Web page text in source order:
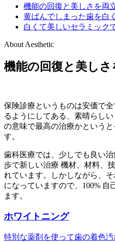
機能の回復と美しさを両
黄ばんでしまった歯を白
白くて美しいセラミック
About Aesthetic
機能の回復と美しさ
保険診療というものは安価で
るようにしてある、素晴らし
の意味で最高の治療かという
す。
歯科医療では、少しでも良い
歩で新しい治療 機材、材料、
れています。しかしながら、
になっていますので、100% 自
ます。
ホワイトニング
特別な薬剤を使って歯の着色